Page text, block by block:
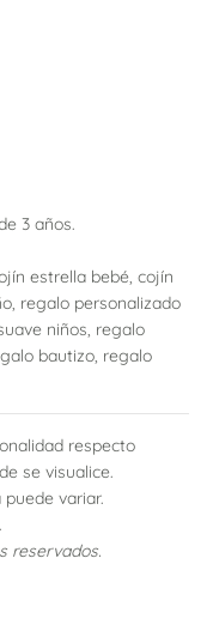
3 años.
estrella bebé, cojín
regalo personalizado
niños, regalo
bautizo, regalo
respecto
se visualice.
variar.
reservados.